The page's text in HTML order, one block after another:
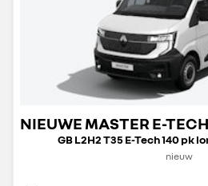
GB L2H2 T35 E-Tech 140 pk
nieuw